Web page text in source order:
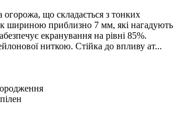
огорожа, що складається з тонких
шириною приблизно 7 мм, які нагадують
екранування на рівні 85%.
ниткою. Стійка до впливу ат...